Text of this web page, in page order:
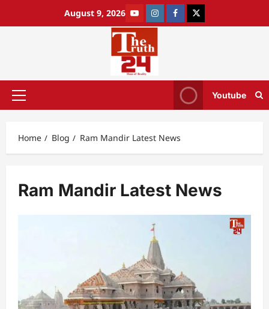
August 9, 2026
Youtube
Home Blog Ram Mandir Latest News
Ram Mandir Latest News